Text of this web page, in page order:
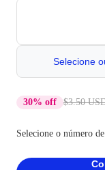
Selecione
30% off $3.50
Selecione o número